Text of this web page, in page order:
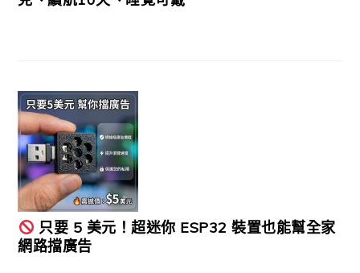
只要 5 美元！超迷你 ESP32 裝置也能幫全家
網路擋廣告